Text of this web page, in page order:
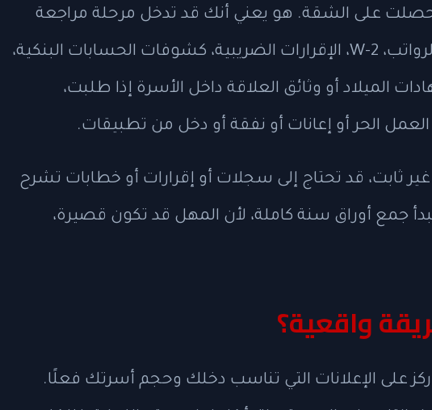
حصلت على الشقة. هو يعني أنك قد تدخل مرحلة مراجعة
المستندات. جهّز مبكرًا قسائم الرواتب، W-2، الإقرارات الضريبية، كشوفات الحسابات البنكية،
الميلاد أو وثائق العلاقة داخل الأسرة إذا طلبت،
الحر أو إعانات أو نفقة أو دخل من تطبيقات.
ثابت، قد تحتاج إلى سجلات أو إقرارات أو خطابات تشرح
جمع أوراق سنة كاملة، لأن المهل قد تكون قصيرة،
واقعية؟
على الإعلانات التي تناسب دخلك وحجم أسرتك فعلًا.